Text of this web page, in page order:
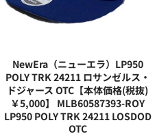
NewEra（ニューエラ）LP950
POLY TRK 24211 ロサンゼルス・
ドジャース OTC【本体価格(税抜)
￥5,000】
MLB60587393-ROY
LP950 POLY TRK 24211 LOSDOD
OTC